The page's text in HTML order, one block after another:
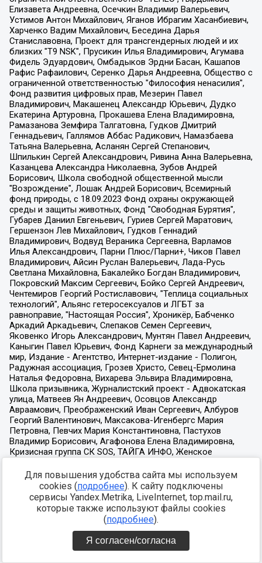
Для повышения удобства сайта мы используем
cookies (подробнее). К сайту подключены
сервисы Yandex.Metrika, LiveInternet, top.mail.ru,
которые также используют файлы cookies
(подробнее).
Я согласен/согласна